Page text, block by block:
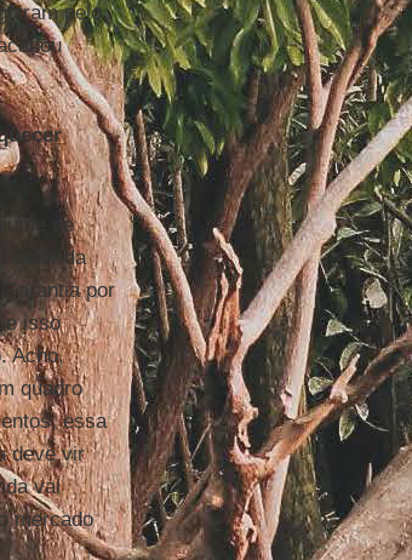
pelo
de
setor da
por
isso
Acho,
quadro
essa
deve vir
vai
mercado